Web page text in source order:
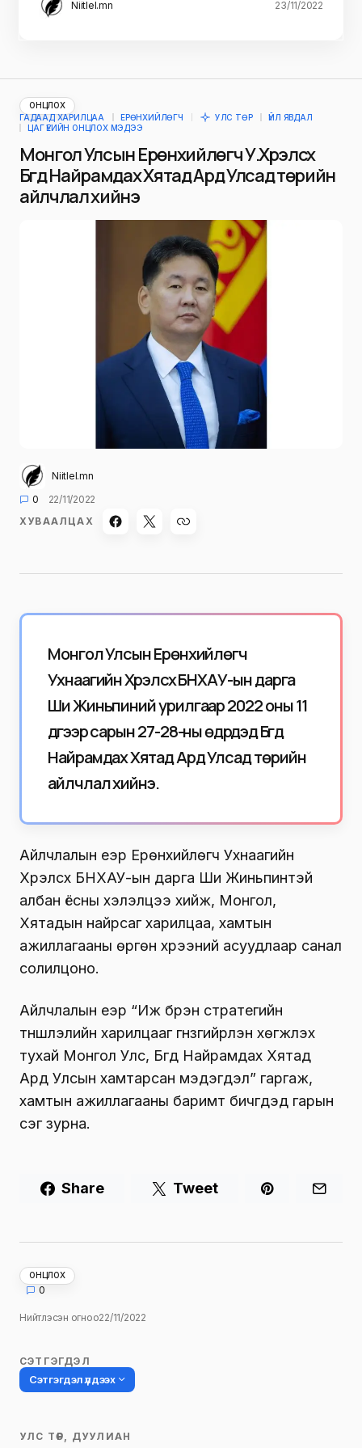
Niitlel.mn 23/11/2022
ОНЦЛОХ
ГАДААД ХАРИЛЦАА
ЕРӨНХИЙЛӨГЧ УЛС ТӨР
ҮЙЛ ЯВДАЛ
ЦАГ ҮЕИЙН ОНЦЛОХ МЭДЭЭ
Монгол Улсын Ерөнхийлөгч У.Хүрэлсүх
Бүгд Найрамдах Хятад Ард Улсад төрийн
айлчлал хийнэ
Niitlel.mn
0
22/11/2022
ХУВААЛЦАХ
Монгол Улсын Ерөнхийлөгч
Ухнаагийн Хүрэлсүх БНХАУ-ын дарга
Ши Жиньпиний урилгаар 2022 оны 11
дүгээр сарын 27-28-ны өдрүүдэд Бүгд
Найрамдах Хятад Ард Улсад төрийн
айлчлал хийнэ.
Айлчлалын үеэр Ерөнхийлөгч Ухнаагийн
Хүрэлсүх БНХАУ-ын дарга Ши Жиньпинтэй
албан ёсны хэлэлцээ хийж, Монгол,
Хятадын найрсаг харилцаа, хамтын
ажиллагааны өргөн хүрээний асуудлаар санал
солилцоно.
Айлчлалын үеэр “Иж бүрэн стратегийн
түншлэлийн харилцааг гүнзгийрүүлэн хөгжүүлэх
тухай Монгол Улс, Бүгд Найрамдах Хятад
Ард Улсын хамтарсан мэдэгдэл” гаргаж,
хамтын ажиллагааны баримт бичгүүдэд гарын
үсэг зурна.
Share Tweet
ОНЦЛОХ
0
Нийтлэсэн огноо22/11/2022
СЭТГЭГДЭЛ
Сэтгэгдэл үлдээх
УЛС ТӨР, ДУУЛИАН